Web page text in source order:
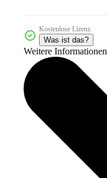
Kostenlose Lizenz
Was ist das?
Weitere Informationen